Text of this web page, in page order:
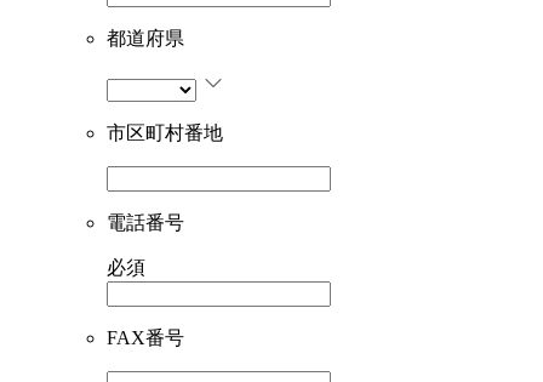
都道府県
市区町村番地
電話番号
必須
FAX番号